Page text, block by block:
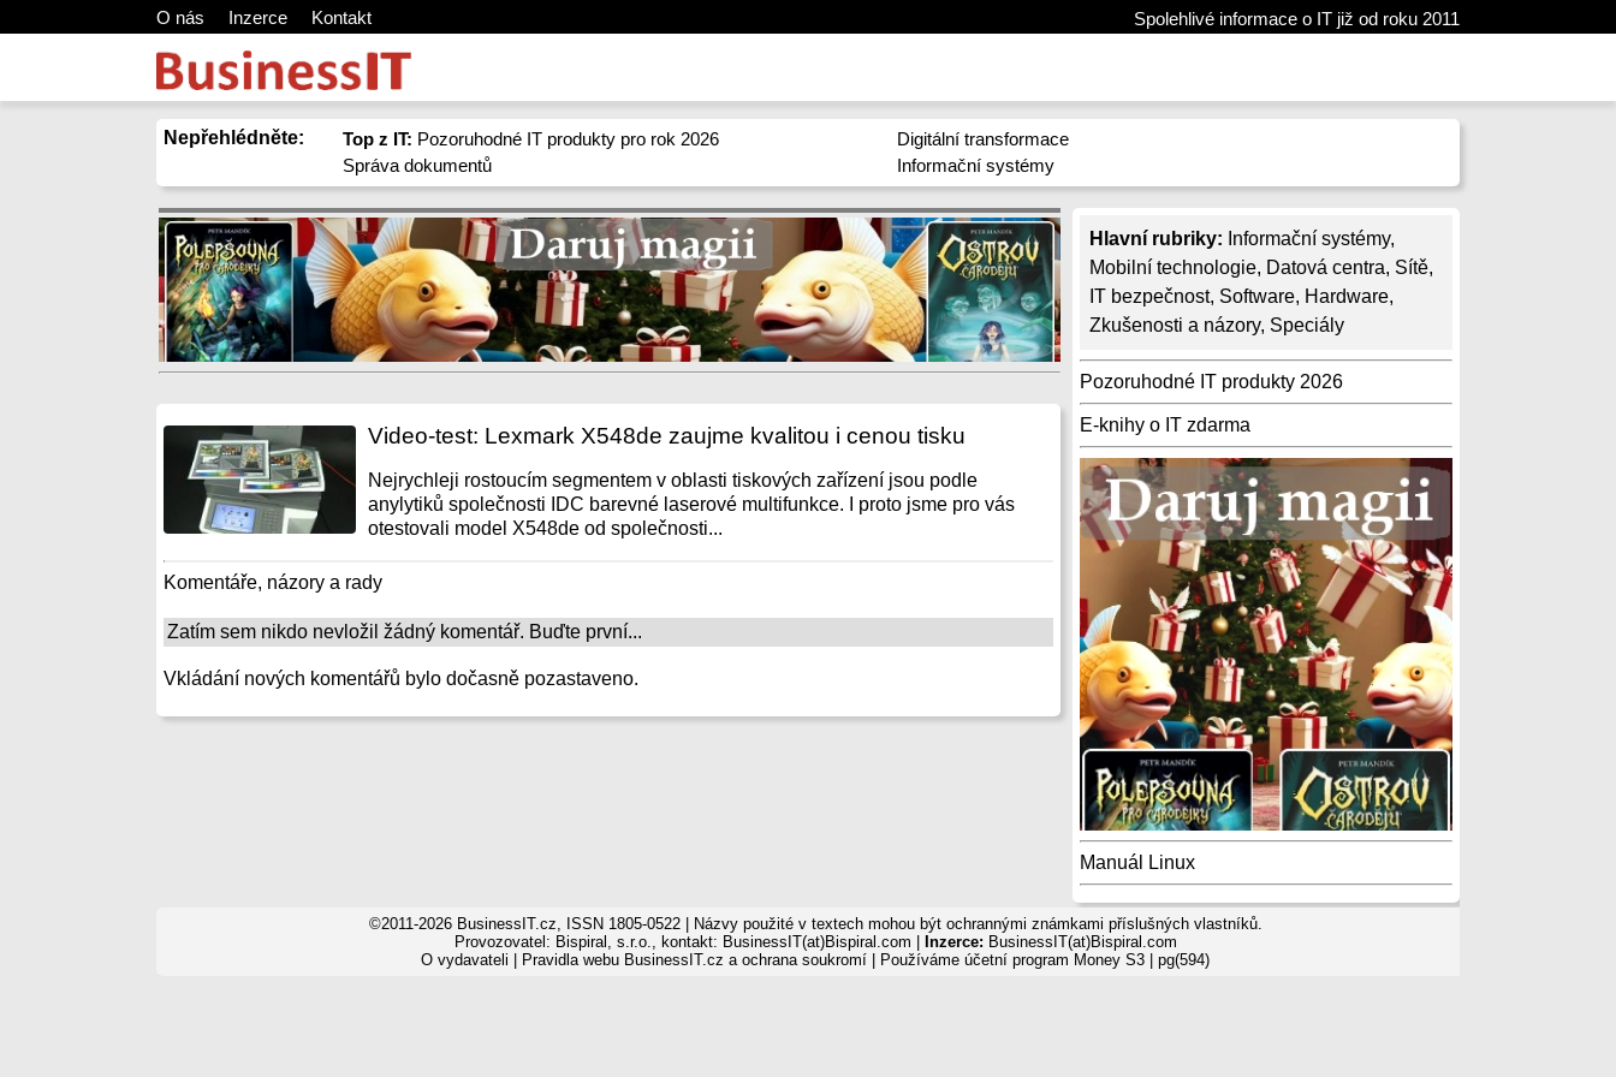
O nás Inzerce Kontakt Spolehlivé informace o IT již od roku 2011
Nepřehlédněte: Top z IT: Pozoruhodné IT produkty pro rok 2026
Správa dokumentů
Digitální transformace
Informační systémy
Hlavní rubriky: Informační systémy,
Mobilní technologie, Datová centra, Sítě,
IT bezpečnost, Software, Hardware,
Zkušenosti a názory, Speciály
Pozoruhodné IT produkty 2026
E-knihy o IT zdarma
Manuál Linux
Video-test: Lexmark X548de zaujme kvalitou i cenou tisku
Nejrychleji rostoucím segmentem v oblasti tiskových zařízení jsou podle
anylytiků společnosti IDC barevné laserové multifunkce. I proto jsme pro vás
otestovali model X548de od společnosti...
Komentáře, názory a rady
Zatím sem nikdo nevložil žádný komentář. Buďte první...
Vkládání nových komentářů bylo dočasně pozastaveno.
©2011-2026 BusinessIT.cz, ISSN 1805-0522 | Názvy použité v textech mohou být ochrannými známkami příslušných vlastníků.
Provozovatel: Bispiral, s.r.o., kontakt: BusinessIT(at)Bispiral.com |
Inzerce: BusinessIT(at)Bispiral.com
O vydavateli
Pravidla webu BusinessIT.cz a ochrana soukromí | Používáme účetní program Money S3 | pg(594)